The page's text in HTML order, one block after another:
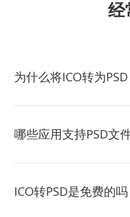
经
为什么将ICO转为PSD
哪些应用支持PSD文
ICO转PSD是免费的吗